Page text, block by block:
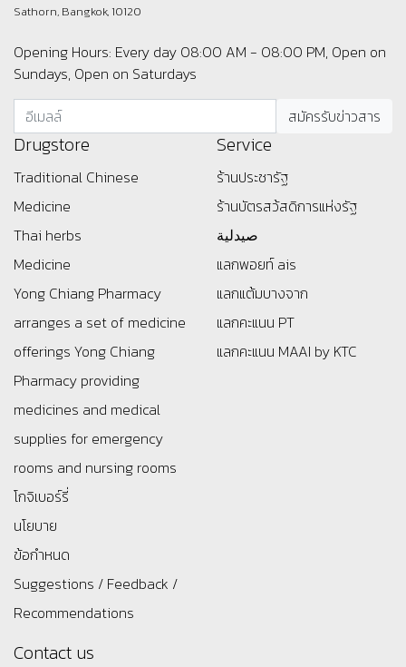
Sathorn, Bangkok, 10120
Opening Hours: Every day 08:00 AM - 08:00 PM, Open on
Sundays, Open on Saturdays
Drugstore
Traditional Chinese
Medicine
Thai herbs
Medicine
Yong Chiang Pharmacy
arranges a set of medicine
offerings Yong Chiang
Pharmacy providing
medicines and medical
supplies for emergency
rooms and nursing rooms
โกจิเบอร์รี่
นโยบาย
ข้อกำหนด
Suggestions / Feedback /
Recommendations
Service
ร้านประชารัฐ
ร้านบัตรสว้สดิการแห่งรัฐ
صيدلية
แลกพอยท์ ais
แลกแต้มบางจาก
แลกคะแนน PT
แลกคะแนน MAAI by KTC
Contact us